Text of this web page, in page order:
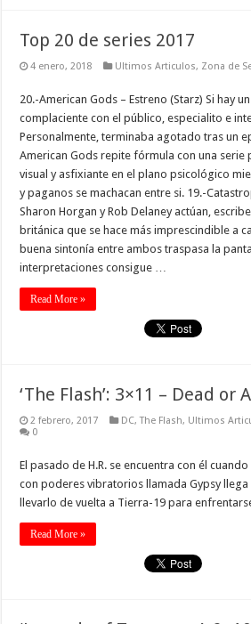
Top 20 de series 2017
4 enero, 2018 Ultimos Articulos, Zona de
20.-American Gods – Estreno (Starz) Si hay
complaciente con el público, especialito e
Personalmente, terminaba agotado tras un
American Gods repite fórmula con una
visual y asfixiante en el plano psicológico
y paganos se machacan entre si. 19.-
Sharon Horgan y Rob Delaney actúan,
británica que se hace más imprescindible a
buena sintonía entre ambos traspasa la
interpretaciones consigue …
Read More »
‘The Flash’: 3×11 – Dead or
2 febrero, 2017 DC,The Flash, Ultimos
0
El pasado de H.R. se encuentra con él
con poderes vibratorios llamada Gypsy llega
llevarlo de vuelta a Tierra-19 para
Read More »